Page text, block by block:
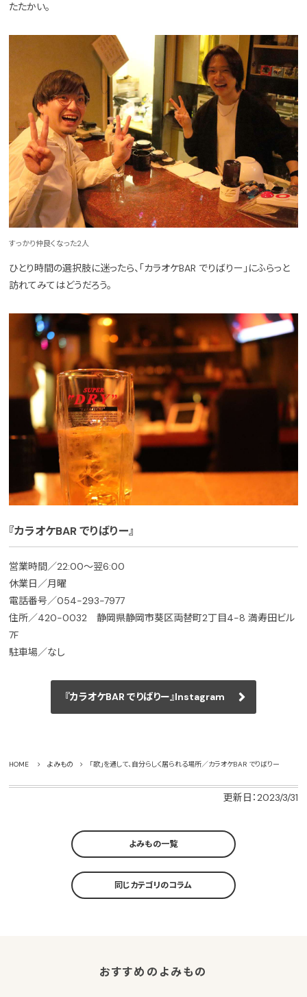
たたかい。
すっかり仲良くなった2人
ひとり時間の選択肢に迷ったら、「カラオケBAR でりばりー」にふらっと
訪れてみてはどうだろう。
『カラオケBAR でりばりー』
営業時間／22:00～翌6:00
休業日／月曜
電話番号／054-293-7977
住所／420-0032 静岡県静岡市葵区両替町2丁目4-8 満寿田ビル
7F
駐車場／なし
『カラオケBAR でりばりー』Instagram
HOME よみもの 「歌」を通して、自分らしく居られる場所／カラオケBAR でりばりー
更新日：2023/3/31
よみもの一覧
同じカテゴリのコラム
おすすめのよみもの